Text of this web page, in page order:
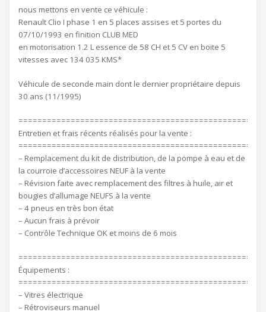
nous mettons en vente ce véhicule :
Renault Clio I phase 1 en 5 places assises et 5 portes du
07/10/1993 en finition CLUB MED
en motorisation 1.2 L essence de 58 CH et 5 CV en boite 5
vitesses avec 134 035 KMS*
Véhicule de seconde main dont le dernier propriétaire depuis
30 ans (11/1995)
Entretien et frais récents réalisés pour la vente :
– Remplacement du kit de distribution, de la pompe à eau et de
la courroie d’accessoires NEUF à la vente
– Révision faite avec remplacement des filtres à huile, air et
bougies d’allumage NEUFS à la vente
– 4 pneus en très bon état
– Aucun frais à prévoir
– Contrôle Technique OK et moins de 6 mois
Équipements :
– Vitres électrique
– Rétroviseurs manuel